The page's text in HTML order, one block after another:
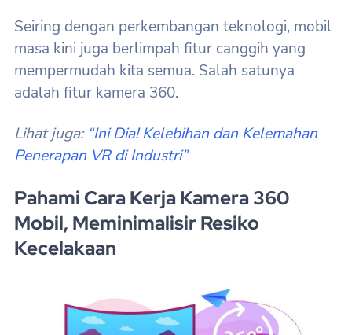
Seiring dengan perkembangan teknologi, mobil
masa kini juga berlimpah fitur canggih yang
mempermudah kita semua. Salah satunya
adalah fitur kamera 360.
Lihat juga: “Ini Dia! Kelebihan dan Kelemahan
Penerapan VR di Industri”
Pahami Cara Kerja Kamera 360
Mobil, Meminimalisir Resiko
Kecelakaan